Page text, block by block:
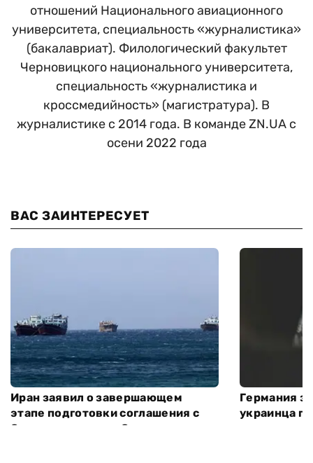
отношений Национального авиационного
университета, специальность «журналистика»
(бакалавриат). Филологический факультет
Черновицкого национального университета,
специальность «журналистика и
кроссмедийность» (магистратура). В
журналистике с 2014 года. В команде ZN.UA с
осени 2022 года
ВАС ЗАИНТЕРЕСУЕТ
Иран заявил о завершающем
этапе подготовки соглашения с
Оманом по поводу Ормузского
Германия
украинца